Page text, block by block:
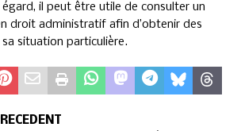
égard, il peut être utile de consulter un
droit administratif afin d’obtenir des
situation particulière.